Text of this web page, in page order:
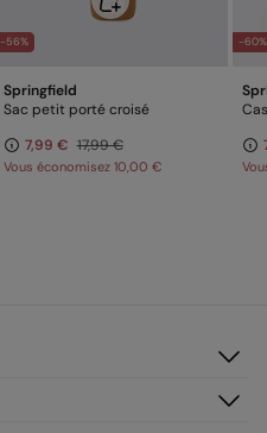
-56%
Springfield
Sac petit porté croisé
7,99 € 17,99 €
Vous économisez 10,00 €
-60%